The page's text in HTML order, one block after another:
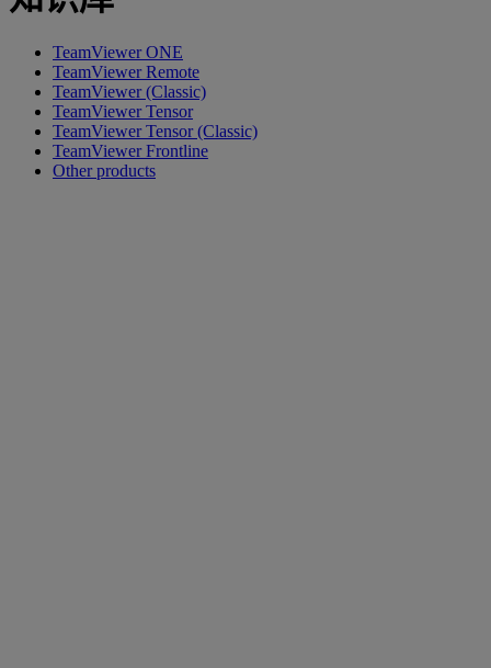
TeamViewer ONE
TeamViewer Remote
TeamViewer (Classic)
TeamViewer Tensor
TeamViewer Tensor (Classic)
TeamViewer Frontline
Other products